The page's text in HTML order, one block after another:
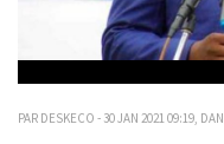
PAR DESKECO - 30 JAN 2021 09:19,